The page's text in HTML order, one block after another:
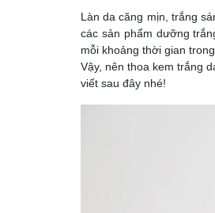
Làn da căng mịn, trắng
các sản phẩm dưỡng
mỗi khoảng thời gian
Vậy, nên thoa kem trắng
viết sau đây nhé!